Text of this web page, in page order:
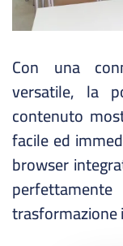
Con una
versatile, la
contenuto
facile ed
browser
trasformazione